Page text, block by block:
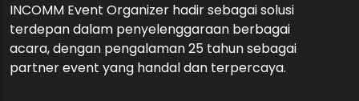
INCOMM Event Organizer hadir sebagai solusi
terdepan dalam penyelenggaraan berbagai
acara, dengan pengalaman 25 tahun sebagai
partner event yang handal dan terpercaya.